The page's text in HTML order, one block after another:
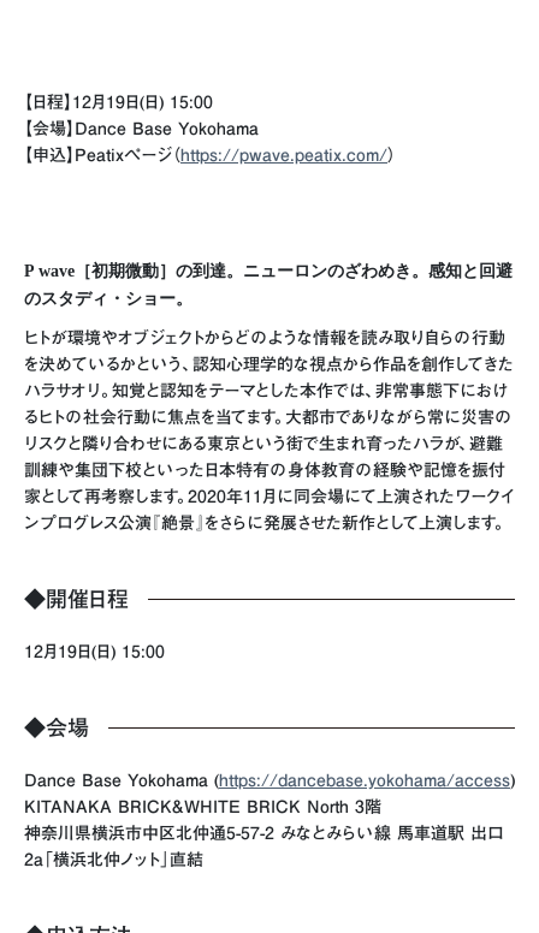
【日程】12月19日(日) 15:00
【会場】Dance Base Yokohama
【申込】Peatixページ（ https://pwave.peatix.com/）
P wave［初期微動］の到達。ニューロンのざわめき。感知と回避
のスタディ・ショー。
ヒトが環境やオブジェクトからどのような情報を読み取り自らの行動
を決めているかという、認知心理学的な視点から作品を創作してきた
ハラサオリ。知覚と認知をテーマとした本作では、非常事態下におけ
るヒトの社会行動に焦点を当てます。大都市でありながら常に災害の
リスクと隣り合わせにある東京という街で生まれ育ったハラが、避難
訓練や集団下校といった日本特有の身体教育の経験や記憶を振付
家として再考察します。2020年11月に同会場にて上演されたワークイ
ンプログレス公演『絶景』をさらに発展させた新作として上演します。
◆開催日程
12月19日(日) 15:00
◆会場
Dance Base Yokohama (https://dancebase.yokohama/access)
KITANAKA BRICK&WHITE BRICK North 3階
神奈川県横浜市中区北仲通5-57-2 みなとみらい線 馬車道駅 出口
2a「横浜北仲ノット」直結